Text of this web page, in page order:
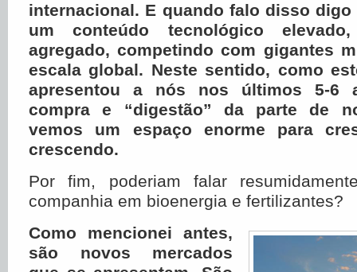
internacional. E quando falo disso
um conteúdo tecnológico
agregado, competindo com gigantes
escala global. Neste sentido, como
apresentou a nós nos últimos 5-6
compra e “digestão” da parte de
vemos um espaço enorme para
crescendo.
Por fim, poderiam falar
companhia em bioenergia e fertilizantes?
Como mencionei antes,
são novos mercados